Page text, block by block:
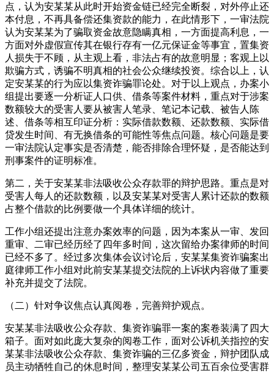
点，认为安某某从此时开始资金链已经完全断裂，对外停止还
本付息，不再具备偿还集资款的能力，在此情形下，一审法院
认为安某某为了骗取资金故意隐瞒真相，一方面提高利息，一
方面对外虚假宣传其在银行存有一亿元保证金等事宜，置集资
人损失于不顾，从主观上看，非法占有的故意明显；客观上以
欺骗方式，诱骗不明真相的社会公众继续投资。综合以上，认
定安某某的行为应以集资诈骗罪论处。对于以上观点，办案小
组提出要逐一分析证人口供、借条等案件材料，重点对于涉案
数额较大的受害人要从被害人笔录、笔记本记载、被告人陈
述、借条等相互印证分析：实际借款数额、还款数额、实际借
贷发生时间、有无换借条的可能性等焦点问题。核心问题是要
一审法院认定事实是否清楚，能否排除合理怀疑，是否能达到
刑事案件的证明标准。
第二，关于安某某非法吸收公众存款罪的辩护思路。重点是对
受害人每人的还款数额，以及安某某对受害人累计还款的数额
占整个借款的比例要做一个具体详细的统计。
工作小组还提出注意办案效率的问题，因为本案从一审、发回
重审、二审已经历经了四年多时间，这次留给办案律师的时间
已经不多了。经过多次集体会议讨论后，安某某集资诈骗案出
庭律师工作小组对此前安某某提交法院的上诉状内容做了重要
补充并提交了法院。
（二）针对争议焦点认真阅卷，完善辩护观点。
安某某非法吸收公众存款、集资诈骗罪一案的案卷装满了四大
箱子。面对如此庞大复杂的阅卷工作，面对公诉机关指控的安
某某非法吸收公众存款、集资诈骗的三亿多资金，辩护团队成
员主动牺牲自己的休息时间，整理安某某公司五百余位受害群